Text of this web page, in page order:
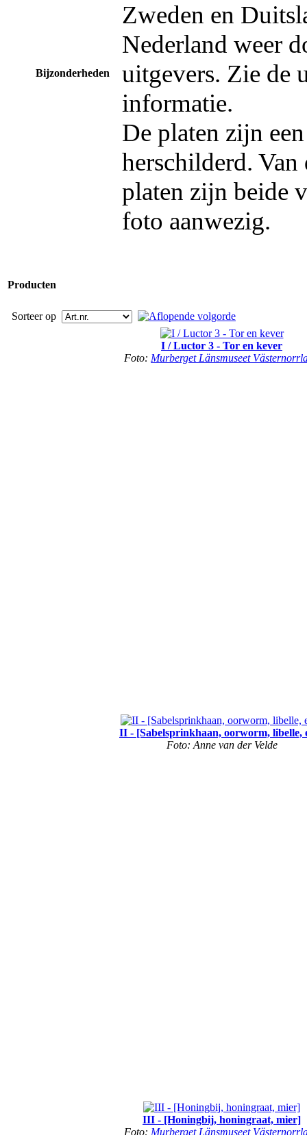
Bijzonderheden
Zweden en
Nederland weer
uitgevers. Zie de
informatie.
De platen zijn
herschilderd. Van
platen zijn beide
foto aanwezig.
Producten
Sorteer op
I / Luctor 3 - Tor en kever
Foto: Murberget Länsmuseet
II - [Sabelsprinkhaan, oorworm, libelle,
Foto: Anne van der Velde
III - [Honingbij, honingraat, mier]
Foto: Murberget Länsmuseet